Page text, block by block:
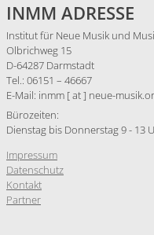
INMM ADRESSE
Institut für Neue Musik und
Olbrichweg 15
D-64287 Darmstadt
Tel.: 06151 – 46667
E-Mail: inmm [ at ] neue-
Bürozeiten:
Dienstag bis Donnerstag 9 - 13
Impressum
Datenschutz
Kontakt
Partner